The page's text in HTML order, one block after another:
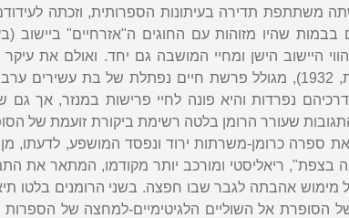
בבמות שהיו מזוהות עם החוגים ה"אזרחיים" ביישוב
היישוב הישן ומחיי המושבה גם יחד. ואולם את
בהם," מריה" (בימת קדם לספרות, 1932), מגולל פרשת חיים נפתלת
נפרדות והיא פונה לחיי פרישות במנזר, אך גם
שעורר הרומן בלטה רשימת ביקורת זועמת של
ספרה כרומן-משרתות ירוד ונפסד המושפע, לדעתו,
"אהבה בצפת", ריאליסטי ומורכב יותר מקודמו, המתאר
מימוש אהבתה לגבר שבו חפצה. בשני הרומנים בלטו